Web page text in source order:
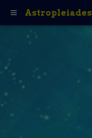
Astropleiades